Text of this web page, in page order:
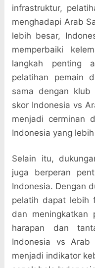
infrastruktur,
menghadapi Arab
lebih besar,
memperbaiki
langkah penting
pelatihan pemain
sama dengan klub
skor Indonesia vs
menjadi cerminan
Indonesia yang
Selain itu,
juga berperan
Indonesia. Dengan
pelatih dapat lebih
dan meningkatkan
harapan dan
Indonesia vs
menjadi indikator